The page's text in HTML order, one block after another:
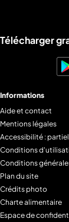
Liens utiles M6+.
Télécharger
Informations
Aide et contact
Mentions légales
Accessibilité :
Conditions
Conditions
Plan du site
Crédits photo
Charte alimentaire
Espace de